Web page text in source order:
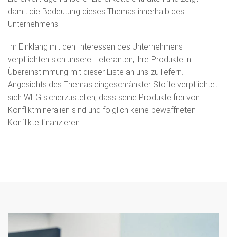
damit die Bedeutung dieses Themas innerhalb des
Unternehmens.
Im Einklang mit den Interessen des Unternehmens
verpflichten sich unsere Lieferanten, ihre Produkte in
Übereinstimmung mit dieser Liste an uns zu liefern.
Angesichts des Themas eingeschränkter Stoffe verpflichtet
sich WEG sicherzustellen, dass seine Produkte frei von
Konfliktmineralien sind und folglich keine bewaffneten
Konflikte finanzieren.